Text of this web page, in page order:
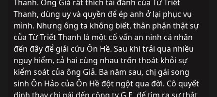
Thanh. Ông Giả rất thích tài đánh của Từ Triết
Thanh, dùng uy và quyền để ép anh ở lại phục vụ
mình. Nhưng ông ta không biết, thân phận thật sự
của Từ Triết Thanh là một cố vấn an ninh cá nhân
đến đây để giải cứu Ôn Hề. Sau khi trải qua nhiều
nguy hiểm, cả hai cùng nhau trốn thoát khỏi sự
kiểm soát của ông Giả. Ba năm sau, chị gái song
sinh Ôn Hảo của Ôn Hề đột ngột qua đời. Cô quyết